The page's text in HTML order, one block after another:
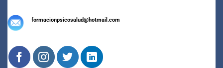
formacionpsicosalud@hotmail.com